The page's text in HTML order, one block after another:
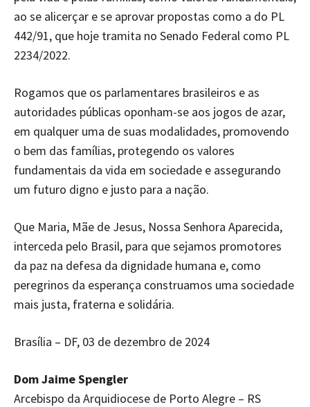
ao se alicerçar e se aprovar propostas como a do PL
442/91, que hoje tramita no Senado Federal como PL
2234/2022.
Rogamos que os parlamentares brasileiros e as
autoridades públicas oponham-se aos jogos de azar,
em qualquer uma de suas modalidades, promovendo
o bem das famílias, protegendo os valores
fundamentais da vida em sociedade e assegurando
um futuro digno e justo para a nação.
Que Maria, Mãe de Jesus, Nossa Senhora Aparecida,
interceda pelo Brasil, para que sejamos promotores
da paz na defesa da dignidade humana e, como
peregrinos da esperança construamos uma sociedade
mais justa, fraterna e solidária.
Brasília – DF, 03 de dezembro de 2024
Dom Jaime Spengler
Arcebispo da Arquidiocese de Porto Alegre – RS